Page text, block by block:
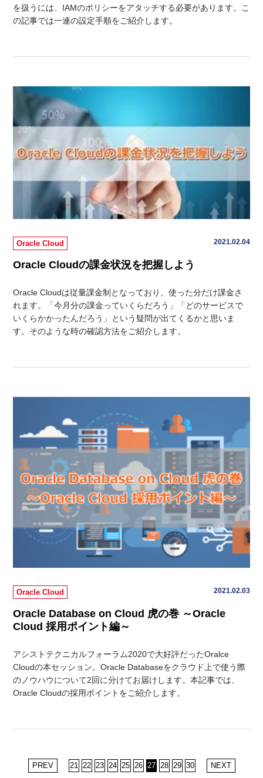
を扱うには、IAMのポリシーをアタッチする必要があります。こ
の記事では一連の設定手順をご紹介します。
Oracle Cloud 2021.02.04
Oracle Cloudの課金状況を把握しよう
Oracle Cloudは従量課金制となっており、使った分だけ課金さ
れます。「今月分の課金っていくらだろう」「どのサービスで
いくらかかったんだろう」という疑問が出てくるかと思いま
す。そのような時の確認方法をご紹介します。
Oracle Cloud 2021.02.03
Oracle Database on Cloud 虎の巻 ～Oracle
Cloud 採用ポイント編～
アシストテクニカルフォーラム2020で大好評だったOralce
Cloudの本セッション。Oracle Databaseをクラウド上で使う際
のノウハウについて2回に分けてお届けします。本記事では、
Oracle Cloudの採用ポイントをご紹介します。
PREV 21 22 23 24 25 26 27 28 29 30 NEXT